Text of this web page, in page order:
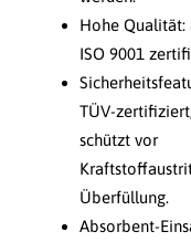
Hohe Qualität:
ISO 9001
TÜV-zertifiziert,
schützt vor
Überfüllung.
Absorbent-